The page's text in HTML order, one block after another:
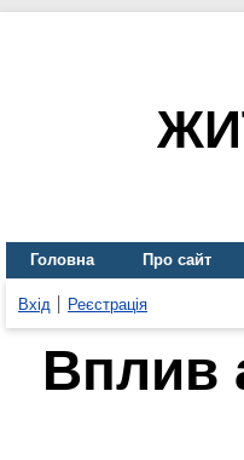
Головна Про сайт
Вхід Реєстрація
Вплив